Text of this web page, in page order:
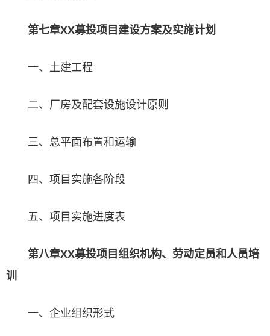
第七章XX募投项目建设方案及实施计划
一、土建工程
二、厂房及配套设施设计原则
三、总平面布置和运输
四、项目实施各阶段
五、项目实施进度表
第八章XX募投项目组织机构、劳动定员和人员培
训
一、企业组织形式